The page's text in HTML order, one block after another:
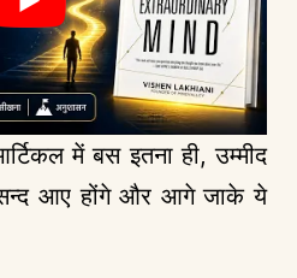
में बस इतना ही, उम्मीद
आए होंगे और आगे जाके ये